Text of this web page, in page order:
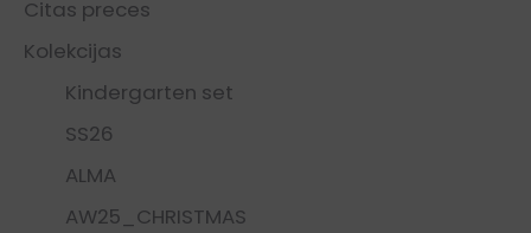
Citas preces
Kolekcijas
Kindergarten set
SS26
ALMA
AW25_CHRISTMAS